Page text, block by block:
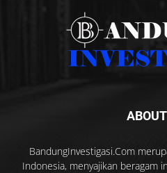
BandungInvestigasi.Com
Indonesia, menyajikan beragam